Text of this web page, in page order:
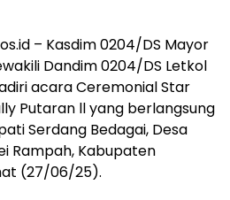
– Kasdim 0204/DS Mayor
Dandim 0204/DS Letkol
acara Ceremonial Star
Putaran ll yang berlangsung
Serdang Bedagai, Desa
Rampah, Kabupaten
(27/06/25).